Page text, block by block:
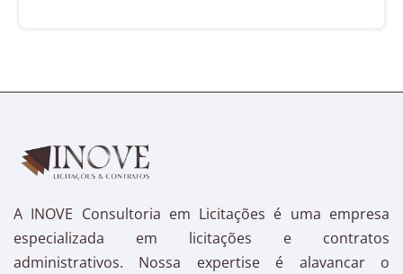
A INOVE Consultoria em Licitações é uma empresa
especializada em licitações e contratos
administrativos. Nossa expertise é alavancar o